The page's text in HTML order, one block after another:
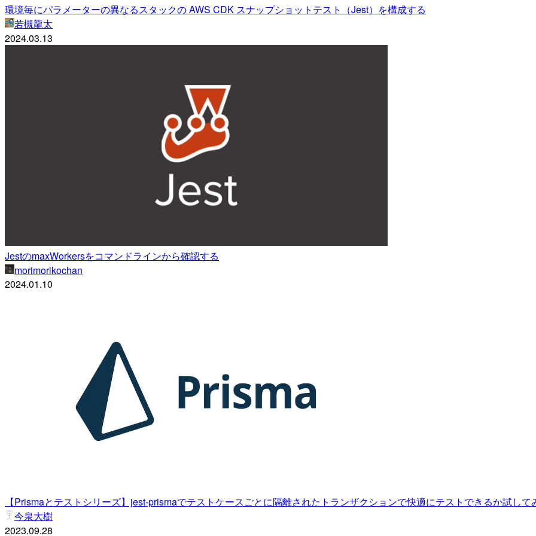
環境毎にパラメーターの異なるスタックの AWS CDK スナップショットテスト（Jest）を構成する
若槻龍太
2024.03.13
JestのmaxWorkersをコマンドラインから確認する
morimorikochan
2024.01.10
【Prismaとテストシリーズ】jest-prismaでテストケースごとに隔離されたトランザクションで快適にテストできるか試して
今泉大樹
2023.09.28